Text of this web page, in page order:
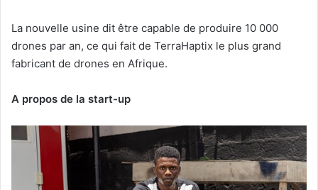
La nouvelle usine dit être capable de produire 10 000
drones par an, ce qui fait de TerraHaptix le plus grand
fabricant de drones en Afrique.
A propos de la start-up